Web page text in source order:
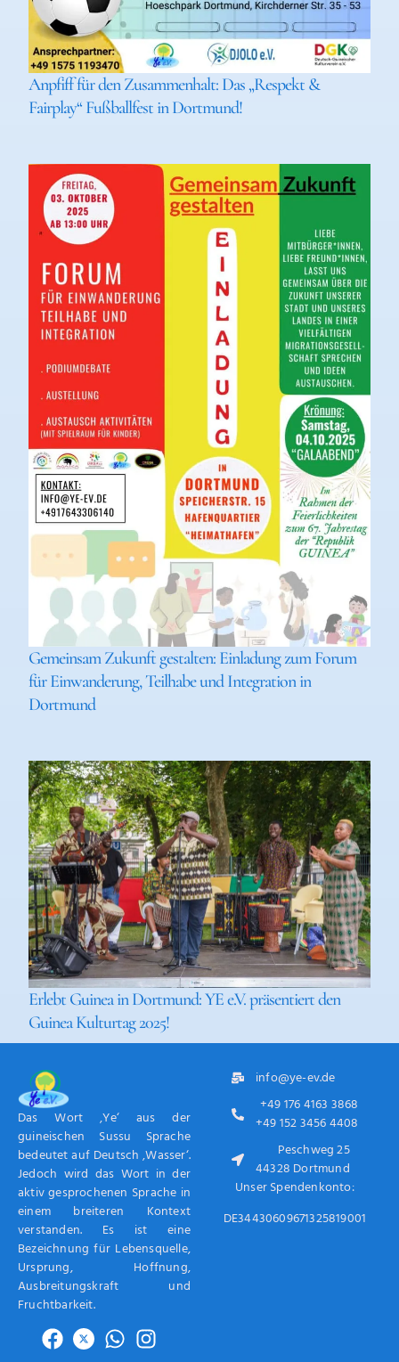
Anpfiff für den Zusammenhalt: Das „Respekt &
Fairplay“ Fußballfest in Dortmund!
Gemeinsam Zukunft gestalten: Einladung zum Forum
für Einwanderung, Teilhabe und Integration in
Dortmund
Erlebt Guinea in Dortmund: YE e.V. präsentiert den
Guinea Kulturtag 2025!
Das Wort ‚Ye‘ aus der
guineischen Sussu Sprache
bedeutet auf Deutsch ‚Wasser‘.
Jedoch wird das Wort in der
aktiv gesprochenen Sprache in
einem breiteren Kontext
verstanden. Es ist eine
Bezeichnung für Lebensquelle,
Ursprung, Hoffnung,
Ausbreitungskraft und
Fruchtbarkeit.
info@ye-ev.de
+49 176 4163 3868
+49 152 3456 4408
Peschweg 25
44328 Dortmund
Unser Spendenkonto:
DE34430609671325819001